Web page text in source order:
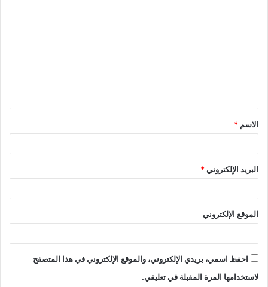
ق
*
الاسم *
البريد الإلكتروني*
الموقع الإلكتروني
احفظ اسمي، بريدي الإلكتروني، والموقع الإلكتروني في هذا المتصفح
لاستخدامها المرة المقبلة في تعليقي.